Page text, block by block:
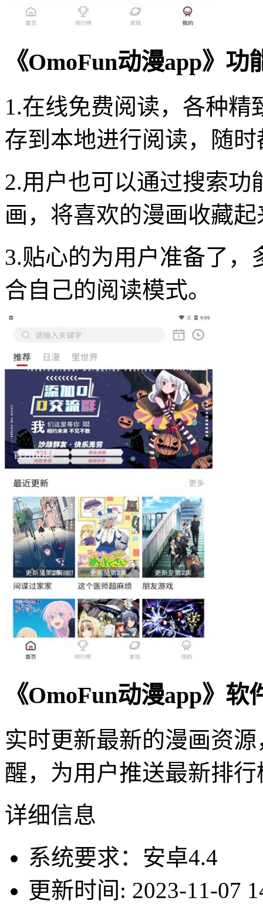
《OmoFun动漫app》功
1.在线免费阅读，各种
存到本地进行阅读，随
2.用户也可以通过搜索
画，将喜欢的漫画收藏
3.贴心的为用户准备了
合自己的阅读模式。
《OmoFun动漫app》软
实时更新最新的漫画资
醒，为用户推送最新排
详细信息
系统要求：安卓4.4
更新时间: 2023-11-07